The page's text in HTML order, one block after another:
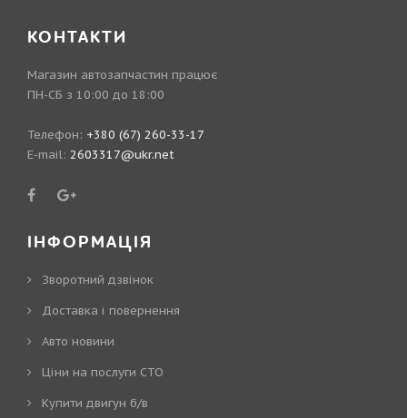
КОНТАКТИ
Магазин автозапчастин працює
ПН-СБ з 10:00 до 18:00
Телефон: +380 (67) 260-33-17
E-mail: 2603317@ukr.net
ІНФОРМАЦІЯ
Зворотний дзвінок
Доставка і повернення
Авто новини
Ціни на послуги СТО
Купити двигун б/в